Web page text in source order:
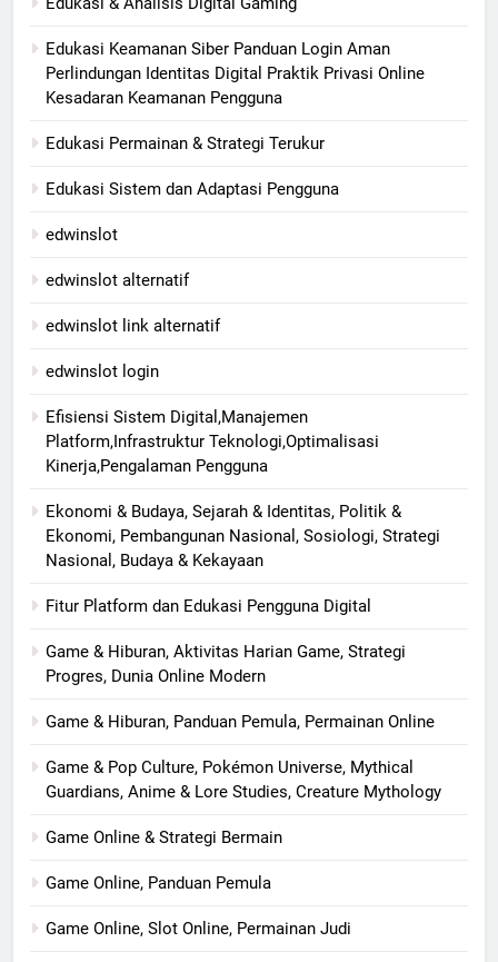
Edukasi Keamanan Siber Panduan Login Aman
Perlindungan Identitas Digital Praktik Privasi Online
Kesadaran Keamanan Pengguna
Edukasi Permainan & Strategi Terukur
Edukasi Sistem dan Adaptasi Pengguna
edwinslot
edwinslot alternatif
edwinslot link alternatif
edwinslot login
Efisiensi Sistem Digital,Manajemen
Platform,Infrastruktur Teknologi,Optimalisasi
Kinerja,Pengalaman Pengguna
Ekonomi & Budaya, Sejarah & Identitas, Politik &
Ekonomi, Pembangunan Nasional, Sosiologi, Strategi
Nasional, Budaya & Kekayaan
Fitur Platform dan Edukasi Pengguna Digital
Game & Hiburan, Aktivitas Harian Game, Strategi
Progres, Dunia Online Modern
Game & Hiburan, Panduan Pemula, Permainan Online
Game & Pop Culture, Pokémon Universe, Mythical
Guardians, Anime & Lore Studies, Creature Mythology
Game Online & Strategi Bermain
Game Online, Panduan Pemula
Game Online, Slot Online, Permainan Judi